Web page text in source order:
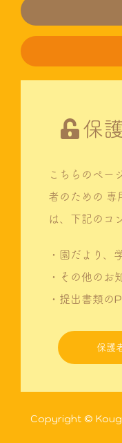
保
こちらのペー
者のための 専
は、下記のコ
・園だより、
・その他のお
・提出書類の
保護
Copyright ©